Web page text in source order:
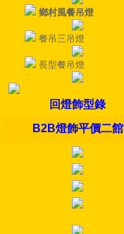
鄉村風餐吊燈
餐吊三吊燈
長型餐吊燈
回燈飾型錄
B2B燈飾平價二館